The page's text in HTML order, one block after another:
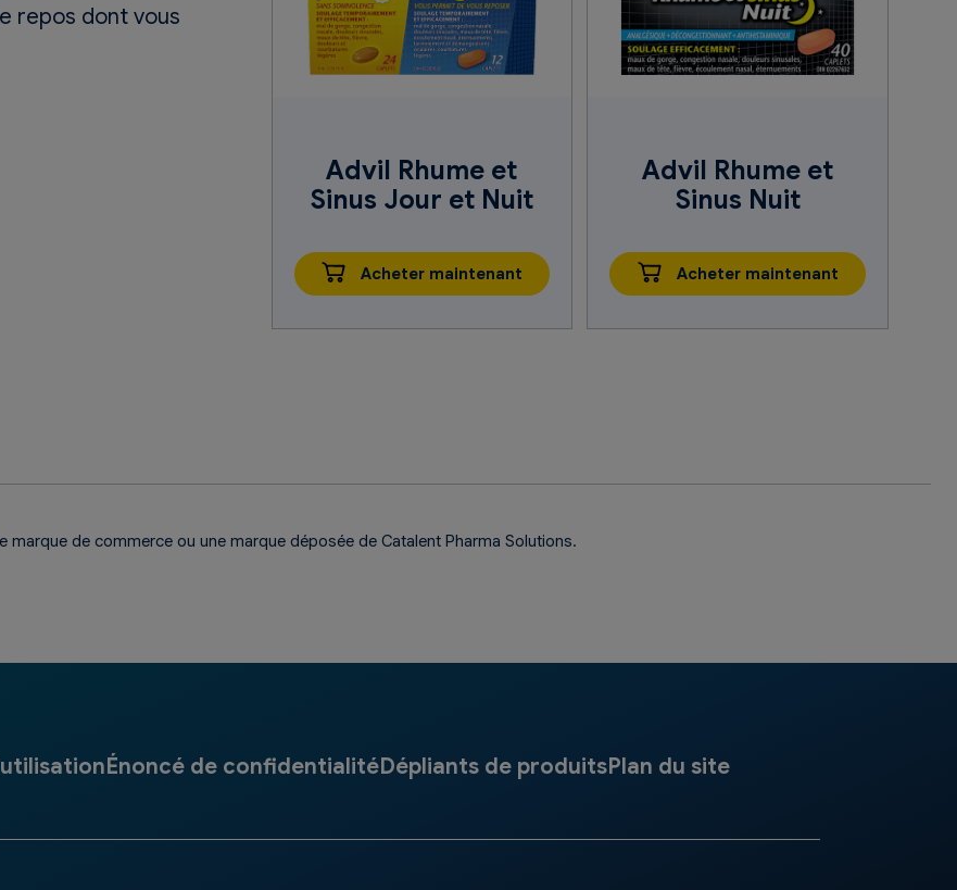
repos dont vous
Advil Rhume et
Sinus Jour et Nuit
Acheter maintenant
Advil Rhume et
Sinus Nuit
Acheter maintenant
marque de commerce ou une marque déposée de Catalent Pharma Solutions.
Énoncé de confidentialitéDépliants de produitsPlan du site